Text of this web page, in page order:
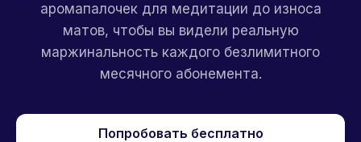
аромапалочек для медитации до износа
матов, чтобы вы видели реальную
маржинальность каждого безлимитного
месячного абонемента.
Попробовать бесплатно